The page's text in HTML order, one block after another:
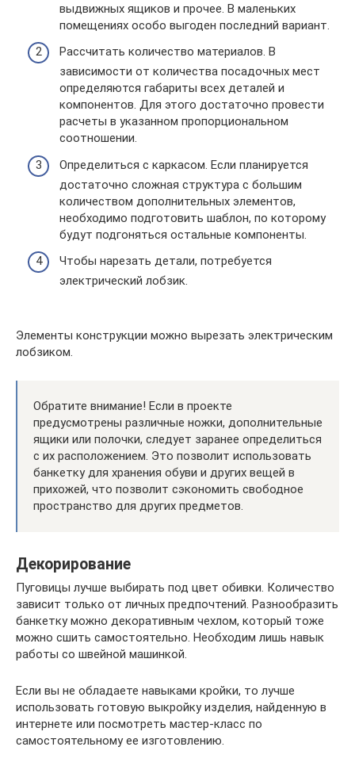
выдвижных ящиков и прочее. В маленьких
помещениях особо выгоден последний вариант.
Рассчитать количество материалов. В
зависимости от количества посадочных мест
определяются габариты всех деталей и
компонентов. Для этого достаточно провести
расчеты в указанном пропорциональном
соотношении.
Определиться с каркасом. Если планируется
достаточно сложная структура с большим
количеством дополнительных элементов,
необходимо подготовить шаблон, по которому
будут подгоняться остальные компоненты.
Чтобы нарезать детали, потребуется
электрический лобзик.
Элементы конструкции можно вырезать электрическим
лобзиком.
Обратите внимание! Если в проекте
предусмотрены различные ножки, дополнительные
ящики или полочки, следует заранее определиться
с их расположением. Это позволит использовать
банкетку для хранения обуви и других вещей в
прихожей, что позволит сэкономить свободное
пространство для других предметов.
Декорирование
Пуговицы лучше выбирать под цвет обивки. Количество
зависит только от личных предпочтений. Разнообразить
банкетку можно декоративным чехлом, который тоже
можно сшить самостоятельно. Необходим лишь навык
работы со швейной машинкой.
Если вы не обладаете навыками кройки, то лучше
использовать готовую выкройку изделия, найденную в
интернете или посмотреть мастер-класс по
самостоятельному ее изготовлению.